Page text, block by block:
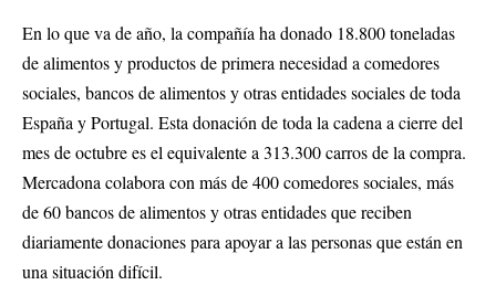
En lo que va de año, la compañía ha donado 18.800 toneladas
de alimentos y productos de primera necesidad a comedores
sociales, bancos de alimentos y otras entidades sociales de toda
España y Portugal. Esta donación de toda la cadena a cierre del
mes de octubre es el equivalente a 313.300 carros de la compra.
Mercadona colabora con más de 400 comedores sociales, más
de 60 bancos de alimentos y otras entidades que reciben
diariamente donaciones para apoyar a las personas que están en
una situación difícil.